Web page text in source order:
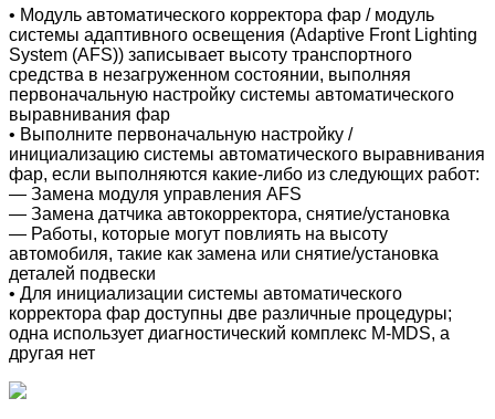
• Модуль автоматического корректора фар / модуль
системы адаптивного освещения (Adaptive Front Lighting
System (AFS)) записывает высоту транспортного
средства в незагруженном состоянии, выполняя
первоначальную настройку системы автоматического
выравнивания фар
• Выполните первоначальную настройку /
инициализацию системы автоматического выравнивания
фар, если выполняются какие-либо из следующих работ:
— Замена модуля управления AFS
— Замена датчика автокорректора, снятие/установка
— Работы, которые могут повлиять на высоту
автомобиля, такие как замена или снятие/установка
деталей подвески
• Для инициализации системы автоматического
корректора фар доступны две различные процедуры;
одна использует диагностический комплекс M-MDS, а
другая нет